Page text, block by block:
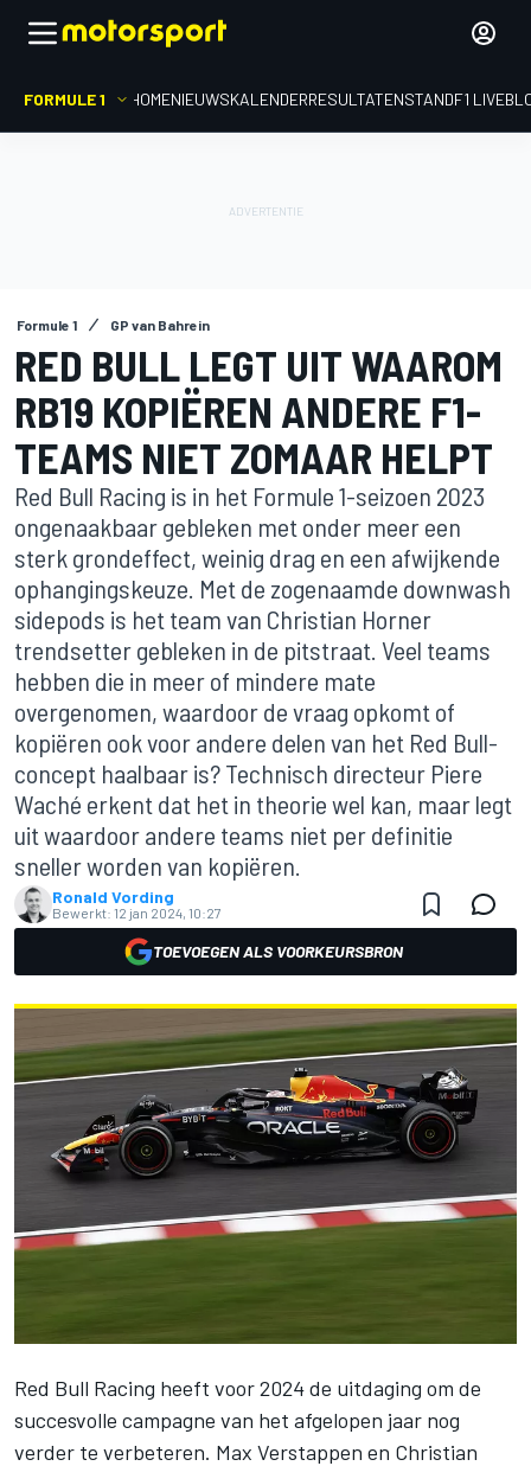
FORMULE 1 HOMENIEUWSKALENDERRESULTATENSTANDF1
Formule 1 GP van Bahrein
RED BULL LEGT UIT WAAROM
RB19 KOPIËREN ANDERE F1-
TEAMS NIET ZOMAAR HELPT
Red Bull Racing is in het Formule 1-seizoen 2023
ongenaakbaar gebleken met onder meer een
sterk grondeffect, weinig drag en een afwijkende
ophangingskeuze. Met de zogenaamde downwash
sidepods is het team van Christian Horner
trendsetter gebleken in de pitstraat. Veel teams
hebben die in meer of mindere mate
overgenomen, waardoor de vraag opkomt of
kopiëren ook voor andere delen van het Red Bull-
concept haalbaar is? Technisch directeur Piere
Waché erkent dat het in theorie wel kan, maar legt
uit waardoor andere teams niet per definitie
sneller worden van kopiëren.
Ronald Vording
Bewerkt: 12 jan 2024, 10:27
TOEVOEGEN ALS VOORKEURSBRON
Red Bull Racing heeft voor 2024 de uitdaging om de
succesvolle campagne van het afgelopen jaar nog
verder te verbeteren. Max Verstappen en Christian